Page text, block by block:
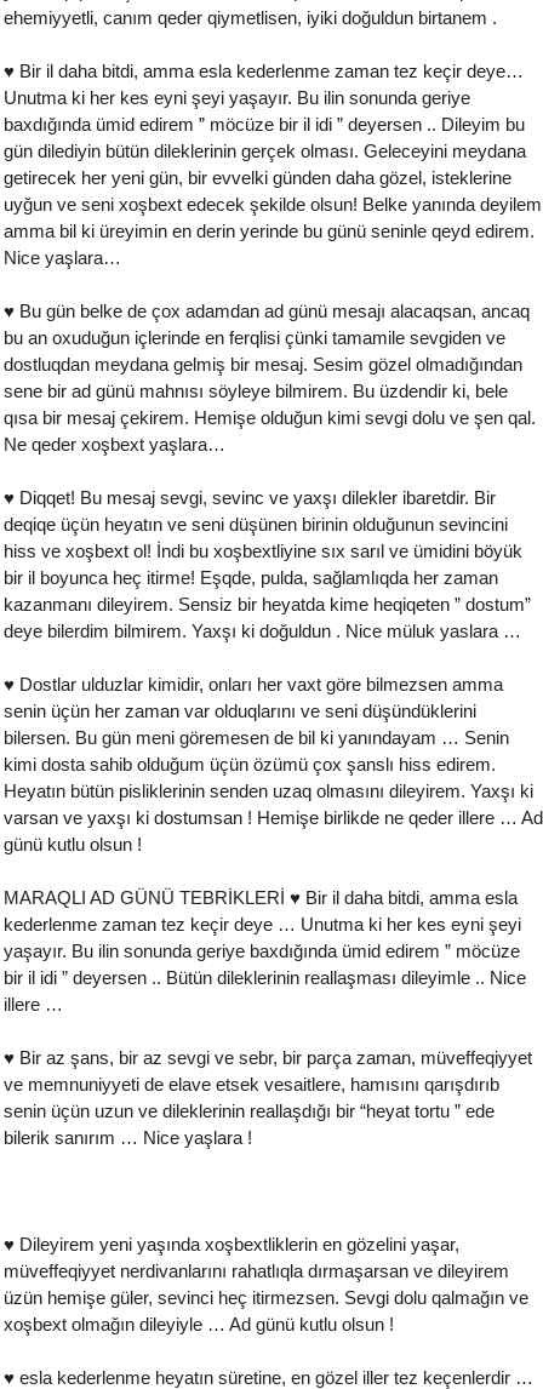
ehemiyyetli, canım qeder qiymetlisen, iyiki doğuldun birtanem .
♥ Bir il daha bitdi, amma esla kederlenme zaman tez keçir deye…
Unutma ki her kes eyni şeyi yaşayır. Bu ilin sonunda geriye
baxdığında ümid edirem ” möcüze bir il idi ” deyersen .. Dileyim bu
gün dilediyin bütün dileklerinin gerçek olması. Geleceyini meydana
getirecek her yeni gün, bir evvelki günden daha gözel, isteklerine
uyğun ve seni xoşbext edecek şekilde olsun! Belke yanında deyilem
amma bil ki üreyimin en derin yerinde bu günü seninle qeyd edirem.
Nice yaşlara…
♥ Bu gün belke de çox adamdan ad günü mesajı alacaqsan, ancaq
bu an oxuduğun içlerinde en ferqlisi çünki tamamile sevgiden ve
dostluqdan meydana gelmiş bir mesaj. Sesim gözel olmadığından
sene bir ad günü mahnısı söyleye bilmirem. Bu üzdendir ki, bele
qısa bir mesaj çekirem. Hemişe olduğun kimi sevgi dolu ve şen qal.
Ne qeder xoşbext yaşlara…
♥ Diqqet! Bu mesaj sevgi, sevinc ve yaxşı dilekler ibaretdir. Bir
deqiqe üçün heyatın ve seni düşünen birinin olduğunun sevincini
hiss ve xoşbext ol! İndi bu xoşbextliyine sıx sarıl ve ümidini böyük
bir il boyunca heç itirme! Eşqde, pulda, sağlamlıqda her zaman
kazanmanı dileyirem. Sensiz bir heyatda kime heqiqeten ” dostum”
deye bilerdim bilmirem. Yaxşı ki doğuldun . Nice müluk yaslara …
♥ Dostlar ulduzlar kimidir, onları her vaxt göre bilmezsen amma
senin üçün her zaman var olduqlarını ve seni düşündüklerini
bilersen. Bu gün meni göremesen de bil ki yanındayam … Senin
kimi dosta sahib olduğum üçün özümü çox şanslı hiss edirem.
Heyatın bütün pisliklerinin senden uzaq olmasını dileyirem. Yaxşı ki
varsan ve yaxşı ki dostumsan ! Hemişe birlikde ne qeder illere … Ad
günü kutlu olsun !
MARAQLI AD GÜNÜ TEBRİKLERİ ♥ Bir il daha bitdi, amma esla
kederlenme zaman tez keçir deye … Unutma ki her kes eyni şeyi
yaşayır. Bu ilin sonunda geriye baxdığında ümid edirem ” möcüze
bir il idi ” deyersen .. Bütün dileklerinin reallaşması dileyimle .. Nice
illere …
♥ Bir az şans, bir az sevgi ve sebr, bir parça zaman, müveffeqiyyet
ve memnuniyyeti de elave etsek vesaitlere, hamısını qarışdırıb
senin üçün uzun ve dileklerinin reallaşdığı bir “heyat tortu ” ede
bilerik sanırım … Nice yaşlara !
♥ Dileyirem yeni yaşında xoşbextliklerin en gözelini yaşar,
müveffeqiyyet nerdivanlarını rahatlıqla dırmaşarsan ve dileyirem
üzün hemişe güler, sevinci heç itirmezsen. Sevgi dolu qalmağın ve
xoşbext olmağın dileyiyle … Ad günü kutlu olsun !
♥ esla kederlenme heyatın süretine, en gözel iller tez keçenlerdir …